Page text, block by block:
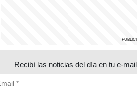
Recibí las noticias del día en tu e-mail